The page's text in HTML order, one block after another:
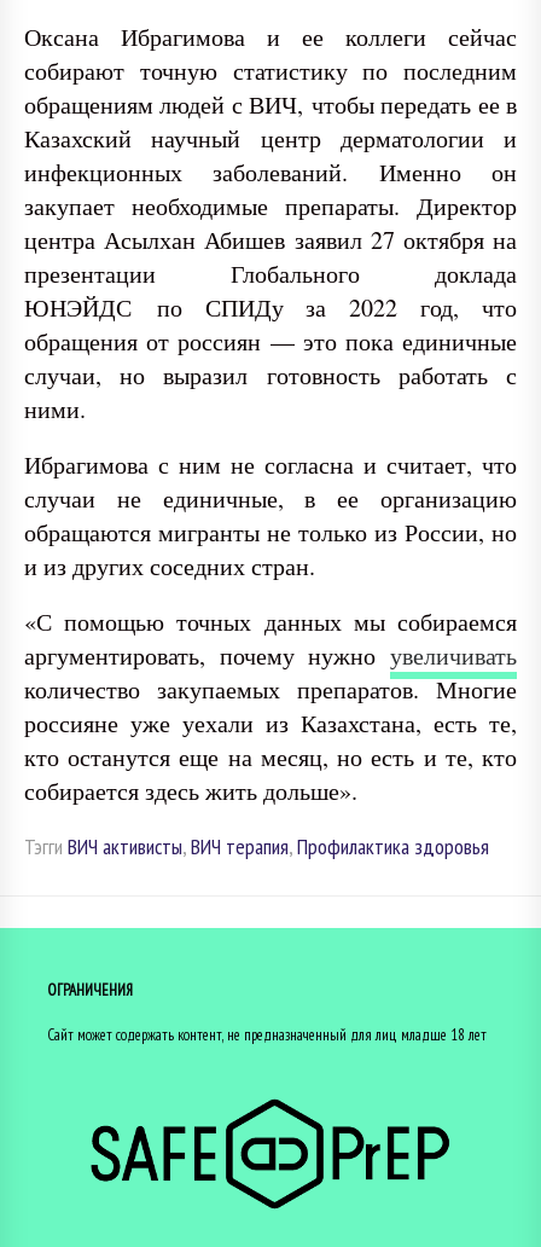
Оксана Ибрагимова и ее коллеги сейчас
собирают точную статистику по последним
обращениям людей с ВИЧ, чтобы передать ее в
Казахский научный центр дерматологии и
инфекционных заболеваний. Именно он
закупает необходимые препараты. Директор
центра Асылхан Абишев заявил 27 октября на
презентации Глобального доклада
ЮНЭЙДС по СПИДу за 2022 год, что
обращения от россиян — это пока единичные
случаи, но выразил готовность работать с
ними.
Ибрагимова с ним не согласна и считает, что
случаи не единичные, в ее организацию
обращаются мигранты не только из России, но
и из других соседних стран.
«С помощью точных данных мы собираемся
аргументировать, почему нужно увеличивать
количество закупаемых препаратов. Многие
россияне уже уехали из Казахстана, есть те,
кто останутся еще на месяц, но есть и те, кто
собирается здесь жить дольше».
Тэгги ВИЧ активисты,ВИЧ терапия,Профилактика здоровья
ОГРАНИЧЕНИЯ
Сайт может содержать контент, не предназначенный для лиц младше 18 лет